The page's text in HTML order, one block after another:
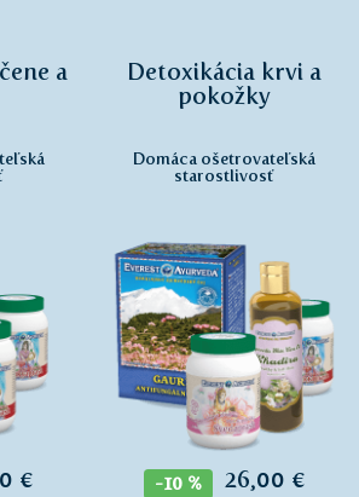
a
€
Detoxikácia krvi a
pokožky
Domáca ošetrovateľská
starostlivosť
-10 % 26,00 €